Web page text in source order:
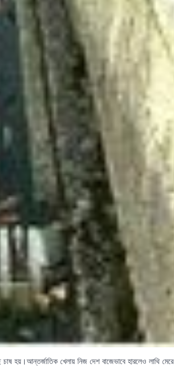
হয়।আন্তর্জাতিক খেলায় নিজ দেশ বাজেভাবে হারলেও লাথি মেরে